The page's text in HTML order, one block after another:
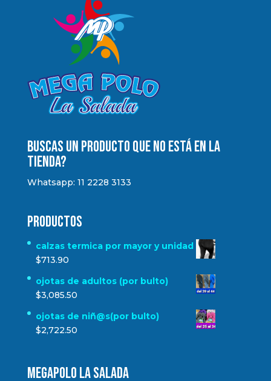
Buscas un producto que no está en la
tienda?
Whatsapp: 11 2228 3133
Productos
calzas termica por mayor y unidad
$713.90
ojotas de adultos (por bulto)
$3,085.50
ojotas de niñ@s(por bulto)
$2,722.50
MEGAPOLO LA SALADA